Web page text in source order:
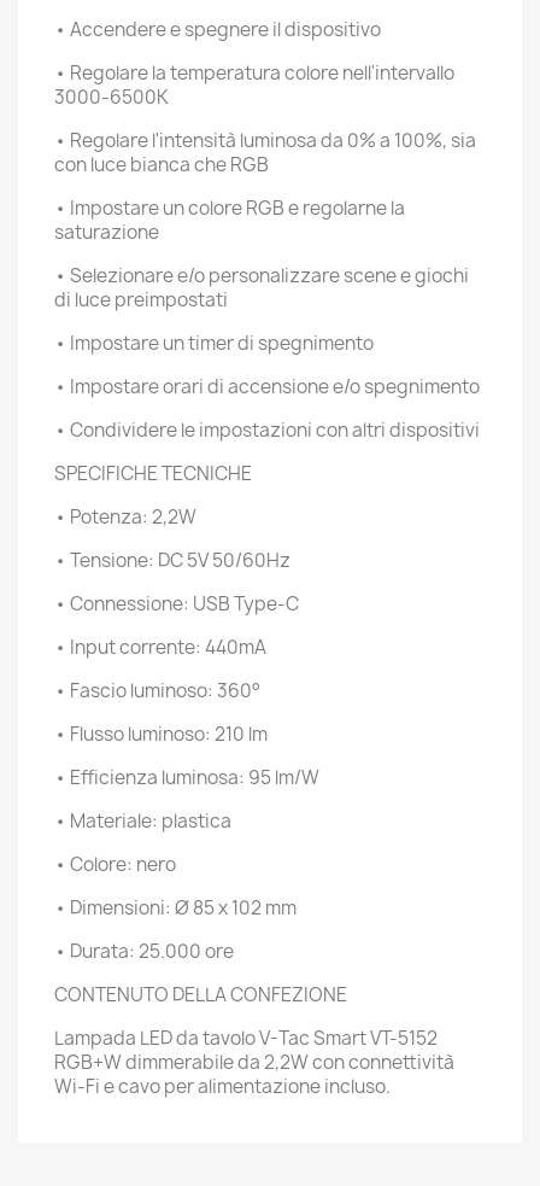
• Accendere e spegnere il dispositivo
• Regolare la temperatura colore nell'intervallo
3000-6500K
• Regolare l'intensità luminosa da 0% a 100%, sia
con luce bianca che RGB
• Impostare un colore RGB e regolarne la
saturazione
• Selezionare e/o personalizzare scene e giochi
di luce preimpostati
• Impostare un timer di spegnimento
• Impostare orari di accensione e/o spegnimento
• Condividere le impostazioni con altri dispositivi
SPECIFICHE TECNICHE
• Potenza: 2,2W
• Tensione: DC 5V 50/60Hz
• Connessione: USB Type-C
• Input corrente: 440mA
• Fascio luminoso: 360°
• Flusso luminoso: 210 lm
• Efficienza luminosa: 95 lm/W
• Materiale: plastica
• Colore: nero
• Dimensioni: Ø 85 x 102 mm
• Durata: 25.000 ore
CONTENUTO DELLA CONFEZIONE
Lampada LED da tavolo V-Tac Smart VT-5152
RGB+W dimmerabile da 2,2W con connettività
Wi-Fi e cavo per alimentazione incluso.